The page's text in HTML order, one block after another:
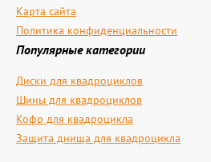
Карта сайта
Политика конфиденциальности
Популярные категории
Диски для квадроциклов
Шины для квадроциклов
Кофр для квадроцикла
Защита днища для квадроцикла